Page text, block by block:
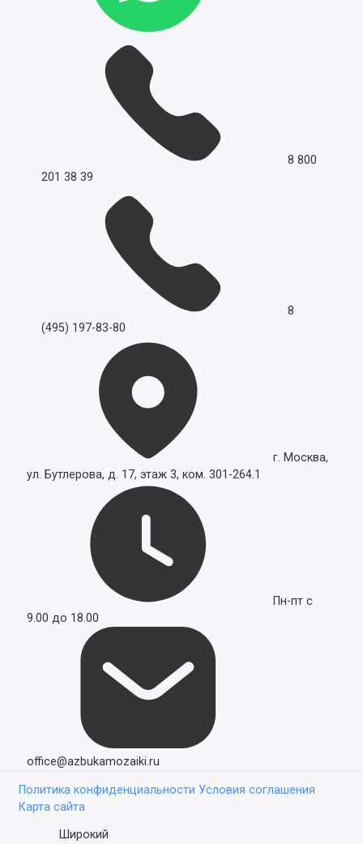
8 800
201 38 39
8
(495) 197-83-80
г. Москва,
ул. Бутлерова, д. 17, этаж 3, ком. 301-264.1
Пн-пт с
9.00 до 18.00
office@azbukamozaiki.ru
Политика конфиденциальности Условия соглашения
Карта сайта
Широкий